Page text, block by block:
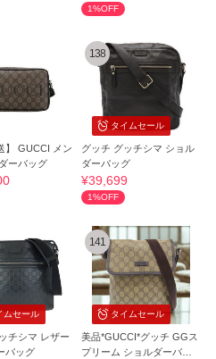
1%OFF
】 GUCCI メン
ーバッグ
タイムセール
138
グッチ グッチシマ ショル
ダーバッグ
¥39,699
1%OFF
ムセール
チシマ レザー
バッグ
タイムセール
141
美品*GUCCI*グッチ GGス
プリーム ショルダーバッ